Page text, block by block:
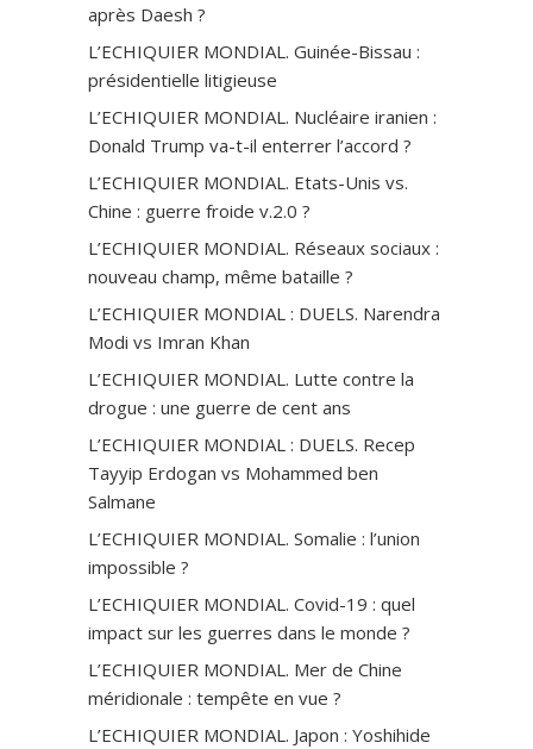
après Daesh ?
L’ECHIQUIER MONDIAL. Guinée-Bissau :
présidentielle litigieuse
L’ECHIQUIER MONDIAL. Nucléaire iranien :
Donald Trump va-t-il enterrer l’accord ?
L’ECHIQUIER MONDIAL. Etats-Unis vs.
Chine : guerre froide v.2.0 ?
L’ECHIQUIER MONDIAL. Réseaux sociaux :
nouveau champ, même bataille ?
L’ECHIQUIER MONDIAL : DUELS. Narendra
Modi vs Imran Khan
L’ECHIQUIER MONDIAL. Lutte contre la
drogue : une guerre de cent ans
L’ECHIQUIER MONDIAL : DUELS. Recep
Tayyip Erdogan vs Mohammed ben
Salmane
L’ECHIQUIER MONDIAL. Somalie : l’union
impossible ?
L’ECHIQUIER MONDIAL. Covid-19 : quel
impact sur les guerres dans le monde ?
L’ECHIQUIER MONDIAL. Mer de Chine
méridionale : tempête en vue ?
L’ECHIQUIER MONDIAL. Japon : Yoshihide